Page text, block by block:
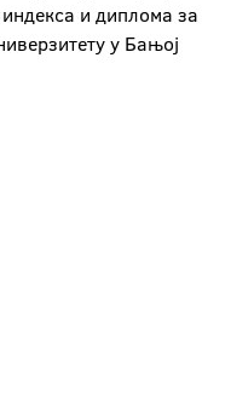
и диплома за
у Бањој